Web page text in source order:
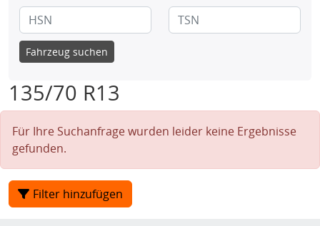
Fahrzeug suchen
135/70 R13
Für Ihre Suchanfrage wurden leider keine Ergebnisse
gefunden.
Filter hinzufügen